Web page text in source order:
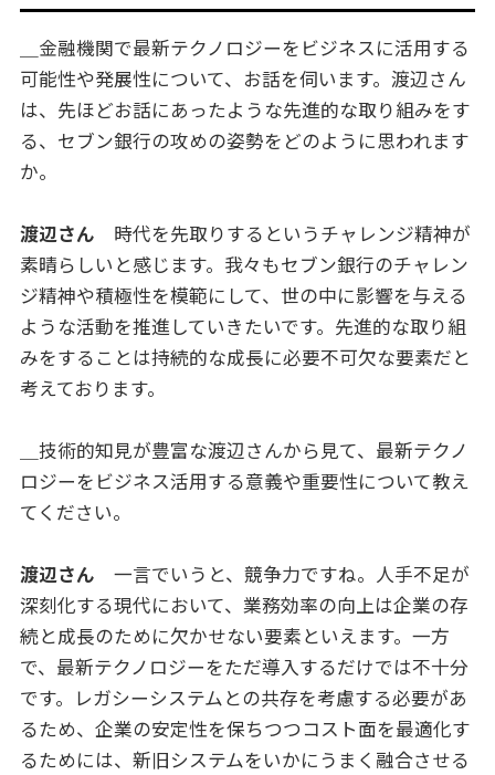
＿金融機関で最新テクノロジーをビジネスに活用する
可能性や発展性について、お話を伺います。渡辺さん
は、先ほどお話にあったような先進的な取り組みをす
る、セブン銀行の攻めの姿勢をどのように思われます
か。
渡辺さん 時代を先取りするというチャレンジ精神が
素晴らしいと感じます。我々もセブン銀行のチャレン
ジ精神や積極性を模範にして、世の中に影響を与える
ような活動を推進していきたいです。先進的な取り組
みをすることは持続的な成長に必要不可欠な要素だと
考えております。
＿技術的知見が豊富な渡辺さんから見て、最新テクノ
ロジーをビジネス活用する意義や重要性について教え
てください。
渡辺さん 一言でいうと、競争力ですね。人手不足が
深刻化する現代において、業務効率の向上は企業の存
続と成長のために欠かせない要素といえます。一方
で、最新テクノロジーをただ導入するだけでは不十分
です。レガシーシステムとの共存を考慮する必要があ
るため、企業の安定性を保ちつつコスト面を最適化す
るためには、新旧システムをいかにうまく融合させる